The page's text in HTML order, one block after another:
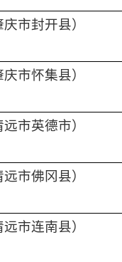
市封开县）
市怀集县）
市英德市）
市佛冈县）
市连南县）